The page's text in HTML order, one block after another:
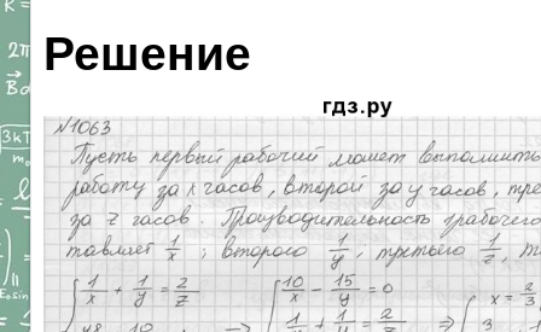
Решение